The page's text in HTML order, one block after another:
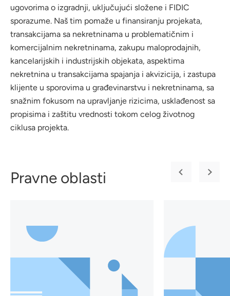
ugovorima o izgradnji, uključujući složene i FIDIC
sporazume. Naš tim pomaže u finansiranju projekata,
transakcijama sa nekretninama u problematičnim i
komercijalnim nekretninama, zakupu maloprodajnih,
kancelarijskih i industrijskih objekata, aspektima
nekretnina u transakcijama spajanja i akvizicija, i zastupa
klijente u sporovima u građevinarstvu i nekretninama, sa
snažnim fokusom na upravljanje rizicima, usklađenost sa
propisima i zaštitu vrednosti tokom celog životnog
ciklusa projekta.
Pravne oblasti